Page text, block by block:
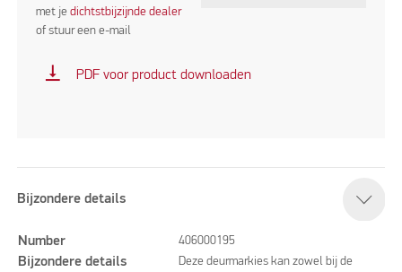
met jedichtstbijzijnde dealer
of stuur een e-mail
vertical_align_bottom PDF voor product downloaden
Bijzondere details
Number 406000195
Bijzondere details
Deze deurmarkies kan zowel bij de